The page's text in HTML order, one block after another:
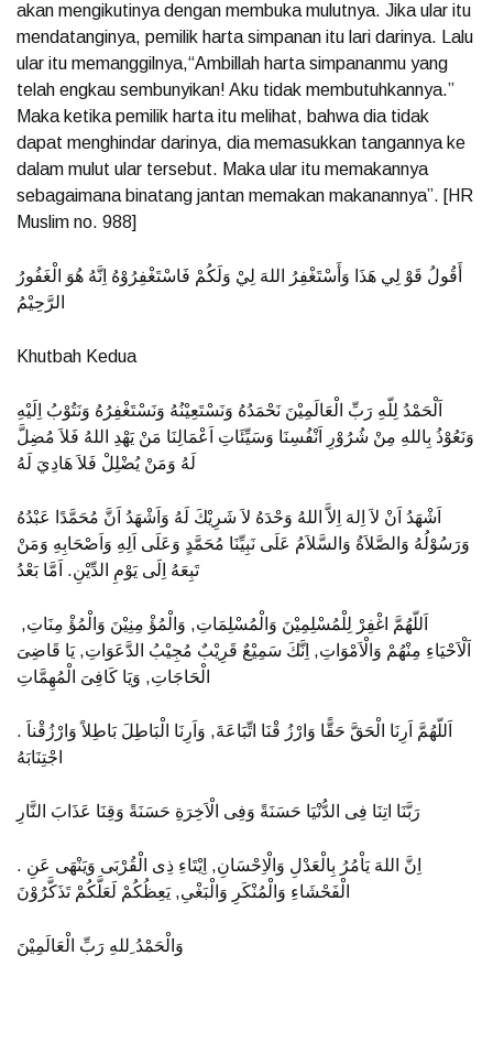
akan mengikutinya dengan membuka mulutnya. Jika ular itu
mendatanginya, pemilik harta simpanan itu lari darinya. Lalu
ular itu memanggilnya,“Ambillah harta simpananmu yang
telah engkau sembunyikan! Aku tidak membutuhkannya.”
Maka ketika pemilik harta itu melihat, bahwa dia tidak
dapat menghindar darinya, dia memasukkan tangannya ke
dalam mulut ular tersebut. Maka ular itu memakannya
sebagaimana binatang jantan memakan makanannya”. [HR
Muslim no. 988]
أَقُولُ قَوْ لِي هَذَا وَأَسْتَغْفِرُ اللهَ لِيْ وَلَكُمْ فَاسْتَغْفِرُوْهُ اِنَّهُ هُوَ الْغَفُورُ
الرَّحِيْمُ
Khutbah Kedua
اَلْحَمْدُ لِلّهِ رَبِّ الْعَالَمِيْنَ نَحْمَدُهُ وَنَسْتَعِيْنُهُ وَنَسْتَغْفِرُهُ وَنَتُوْبُ اِلَيْهِ
وَنَعُوْذُ بِاللهِ مِنْ شُرُوْرِ اَنْفُسِنَا وَسَيِّئَاتِ اَعْمَالِنَا مَنْ يَهْدِ اللهُ فَلاَ مُضِلَّ
لَهُ وَمَنْ يُضْلِلْ فَلاَ هَادِيَ لَهُ
اَشْهَدُ اَنْ لاَ اِلهَ اِلاَّ اللهُ وَحْدَهُ لاَ شَرِيْكَ لَهُ وَاَشْهَدُ اَنَّ مُحَمَّدًا عَبْدُهُ
وَرَسُوْلُهُ وَالصَّلاَةُ وَالسَّلاَمُ عَلَى نَبِيِّنَا مُحَمَّدٍ وَعَلَى اَلِهِ وَاَصْحَابِهِ وَمَنْ
تَبِعَهُ اِلَى يَوْمِ الدِّيْنِ. اَمَّا بَعْدُ
اَلْاَحْيَاءِ مِنْهُمْ وَالْاَمْوَاتِ, اِنَّكَ سَمِيْعٌ قَرِيْبٌ مُجِيْبُ الدَّعَوَاتِ, يَا قَاضِىَ
الْحَاجَاتِ, وَيَا كَافِىَ الْمُهِمَّاتِ
. اَللّهُمَّ اَرِنَا الْحَقَّ حَقًّا وَارْزُ قْنَا اتِّبَاعَةَ, وَاَرِنَا الْبَاطِلَ بَاطِلاً وَارْزُقْناَ
اجْتِنَابَهُ
رَبَّنَا اتِنَا فِى الدُّنْيَا حَسَنَةً وَفِى الْاَخِرَةِ حَسَنَةً وَقِنَا عَذَابَ النَّارِ
. اِنَّ اللهَ يَاْمُرُ بِالْعَدْلِ وَالْاِحْسَانِ, اِيْتَاءِ ذِى الْقُرْبَى وَيَنْهَى عَنِ
الْفَحْشَاءِ وَالْمُنْكَرِ وَالْبَغْىِ, يَعِظُكُمْ لَعَلَّكُمْ تَذَكَّرُوْنَ
وَالْحَمْدُ ِللهِ رَبِّ الْعَالَمِيْنَ